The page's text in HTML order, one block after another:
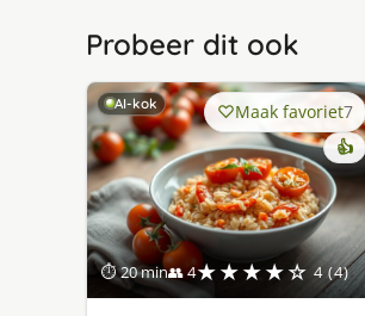
Probeer dit ook
AI-kok
⏱ 20 min👥 4★★★★☆ 4 (4)
Maak favoriet7
👍